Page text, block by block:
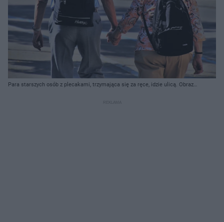
Para starszych osób z plecakami, trzymająca się za ręce, idzie ulicą. Obraz
czym więcej można przeczytać na portalu Super Biznes.